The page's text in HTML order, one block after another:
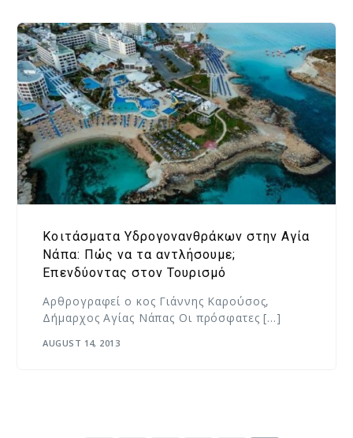
Κοιτάσματα Υδρογονανθράκων στην Αγία
Νάπα: Πώς να τα αντλήσουμε;
Επενδύοντας στον Τουρισμό
Αρθρογραφεί ο κος Γιάννης Καρούσος,
Δήμαρχος Αγίας Νάπας Οι πρόσφατες […]
AUGUST 14, 2013